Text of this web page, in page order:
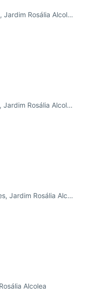
R. Ambrosina Amaral Marchetti, Jardim Rosália Alcolea
R. Pedro Theodoro de Almeida, Jardim Rosália Alcolea
R. Coronel Paulo Foot Guimarães, Jardim Rosália Alcolea
Alcolea